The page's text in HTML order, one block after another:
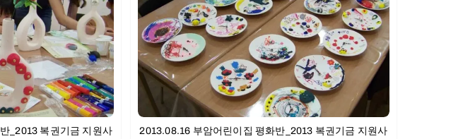
_2013 복권기금 지원사
2013.08.16 부암어린이집 평화반_2013 복권기금 지원사